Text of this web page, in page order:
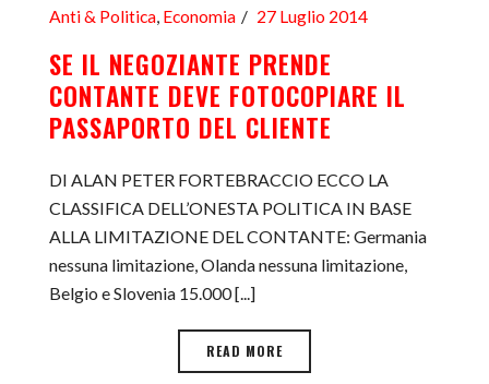
Anti & Politica, Economia 27 Luglio 2014
SE IL NEGOZIANTE PRENDE
CONTANTE DEVE FOTOCOPIARE IL
PASSAPORTO DEL CLIENTE
DI ALAN PETER FORTEBRACCIO ECCO LA
CLASSIFICA DELL’ONESTA POLITICA IN BASE
ALLA LIMITAZIONE DEL CONTANTE: Germania
nessuna limitazione, Olanda nessuna limitazione,
Belgio e Slovenia 15.000 [...]
READ MORE